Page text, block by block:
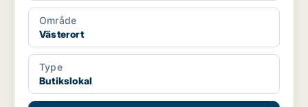
Område
Västerort
Type
Butikslokal